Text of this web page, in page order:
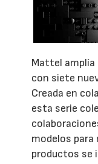
Mattel amplía
con siete
Creada en
esta serie
modelos
productos se